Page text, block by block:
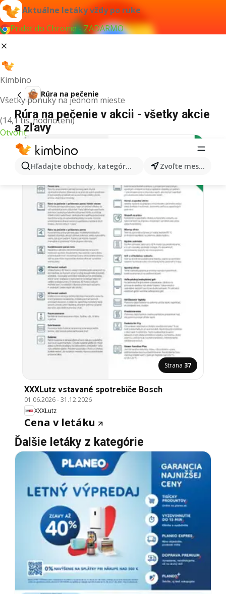
Aktuálne letáky vždy po ruke
Pridať do Chrome - ZADARMO
Kimbino
Všetky ponuky na jednom mieste
(14,1 tis. hodnotení)
Otvoriť
Hľadajte obchody, kategórie, produkty... Zvoľte mesto
Rúra na pečenie
Rúra na pečenie v akcii - všetky akcie
a zľavy
Strana 37
XXXLutz vstavané spotrebiče Bosch
01.06.2026-31.12.2026
XXXLutz
Cena v letáku
Ďalšie letáky z kategórie